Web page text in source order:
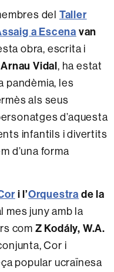
del Taller
a Escena van
obra, escrita i
Arnau Vidal, ha estat
pandèmia, les
als seus
d’aquesta
infantils i divertits
d’una forma
i l’Orquestra de la
mes juny amb la
com Z Kodály, W.A.
Cor i
popular ucraïnesa